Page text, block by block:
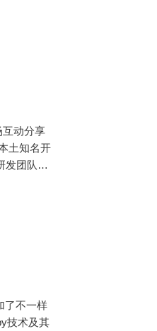
互动分享
发团队首
。
了不一样
技术及其